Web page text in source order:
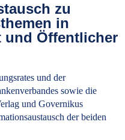
zu
in
und Öffentlicher
und der
sowie die
und Governikus
der beiden